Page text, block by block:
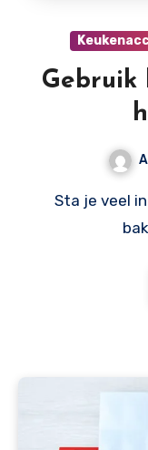
Gebruik
Sta je veel in de keuken en hou je erg van